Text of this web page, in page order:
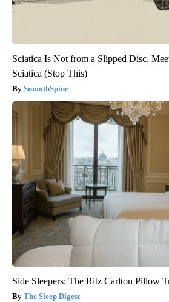
Sciatica Is Not from a Slipped Disc.
Sciatica (Stop This)
SmoothSpine
Side Sleepers: The Ritz Carlton Pillow
The Sleep Digest